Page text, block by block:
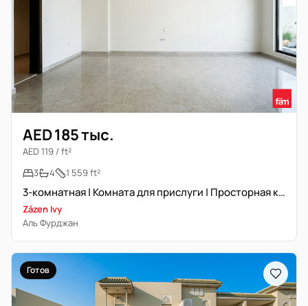
AED 185 тыс.
AED 119 / ft²
3
4 1 559 ft²
3-комнатная | Комната для прислуги | Просторная квартира
Zāzen Ivy
Аль Фурджан
Готов